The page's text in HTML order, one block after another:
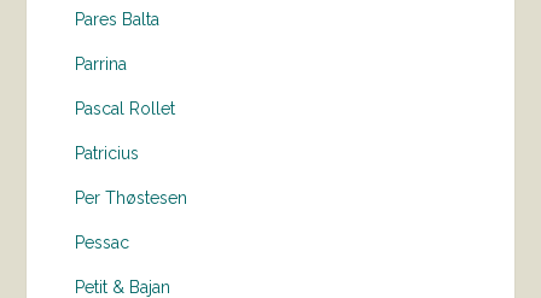
Pares Balta
Parrina
Pascal Rollet
Patricius
Per Thøstesen
Pessac
Petit & Bajan